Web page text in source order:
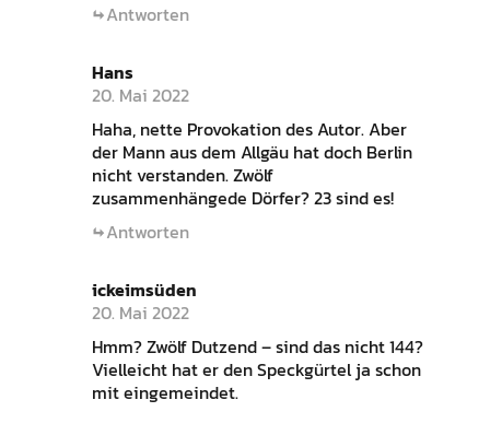
Antworten
Hans
20. Mai 2022
Haha, nette Provokation des Autor. Aber
der Mann aus dem Allgäu hat doch Berlin
nicht verstanden. Zwölf
zusammenhängede Dörfer? 23 sind es!
Antworten
ickeimsüden
20. Mai 2022
Hmm? Zwölf Dutzend – sind das nicht 144?
Vielleicht hat er den Speckgürtel ja schon
mit eingemeindet.